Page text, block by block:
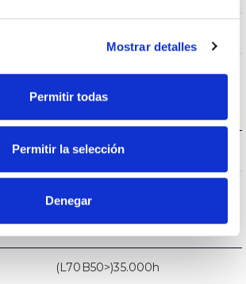
Mostrar detalles
Permitir todas
Permitir la selección
Denegar
723-735-729lm
(L70B50>)35.000h